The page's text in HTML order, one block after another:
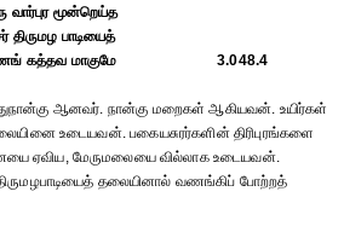
வார்புர மூன்றெய்த
திருமழ பாடியைத்
கத்தவ மாகுமே
3.048.4
ஆனவர். நான்கு மறைகள் ஆகியவன். உயிர்கள்
உடையவன். பகையசுரர்களின் திரிபுரங்களை
ஏவிய, மேருமலையை வில்லாக உடையவன்.
தலையினால் வணங்கிப் போற்றத்